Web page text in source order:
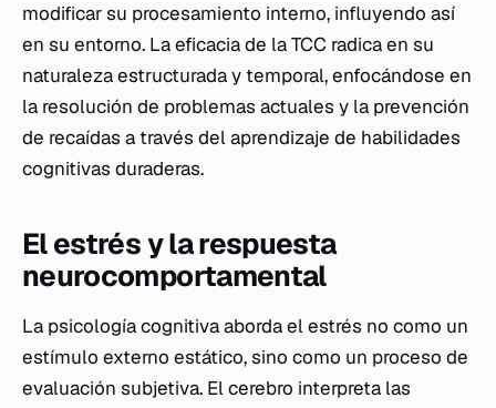
modificar su procesamiento interno, influyendo así
en su entorno. La eficacia de la TCC radica en su
naturaleza estructurada y temporal, enfocándose en
la resolución de problemas actuales y la prevención
de recaídas a través del aprendizaje de habilidades
cognitivas duraderas.
El estrés y la respuesta
neurocomportamental
La psicología cognitiva aborda el estrés no como un
estímulo externo estático, sino como un proceso de
evaluación subjetiva. El cerebro interpreta las